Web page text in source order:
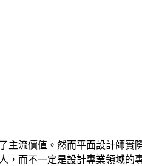
流價值。然而平面設計師
而不一定是設計專業領域